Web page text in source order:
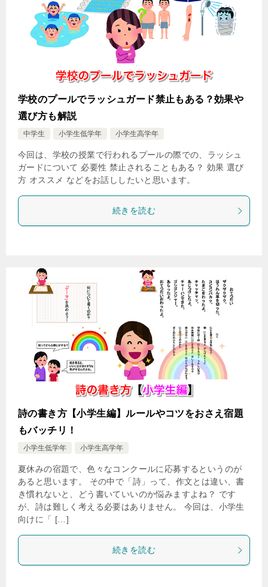
学校のプールでラッシュガード禁止もある？効果や
選び方も解説
中学生 小学生低学年 小学生高学年
今回は、学校の授業で行われるプールの際での、ラッシュ
ガードについて 必要性 禁止されることもある？ 効果 選び
方 オススメ などをお話ししたいと思います。
続きを読む
詩の書き方【小学生編】ルールやコツをおさえ宿題
もバッチリ！
小学生低学年 小学生高学年
夏休みの宿題で、色々なコンクールに応募するというのが
あると思います。 その中で「詩」って、作文とは違い、書
き慣れないと、どう書いていいのか悩みますよね？ です
が、詩は難しく考える必要はありません。 今回は、小学生
向けに「 […]
続きを読む